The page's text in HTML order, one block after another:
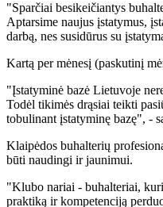
"Sparčiai besikeičiantys
Aptarsime naujus įstatymus,
darbą, nes susidūrus su
Kartą per mėnesį (paskutinį
"Įstatyminė bazė Lietuvoje
Todėl tikimės drąsiai teikti
tobulinant įstatyminę bazę", -
Klaipėdos buhalterių
būti naudingi ir jaunimui.
"Klubo nariai - buhalteriai,
praktiką ir kompetenciją